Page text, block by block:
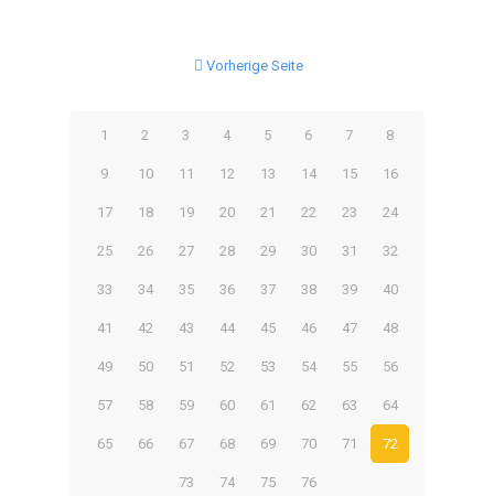
Vorherige Seite
1 2 3 4 5 6 7 8
9 10 11 12 13 14 15 16
17 18 19 20 21 22 23 24
25 26 27 28 29 30 31 32
33 34 35 36 37 38 39 40
41 42 43 44 45 46 47 48
49 50 51 52 53 54 55 56
57 58 59 60 61 62 63 64
65 66 67 68 69 70 71 72
73 74 75 76